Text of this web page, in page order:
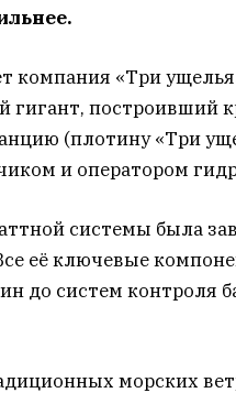
компания «Три
гигант, построивший
(плотину «Три
и оператором
системы была
её ключевые
до систем контроля
морских